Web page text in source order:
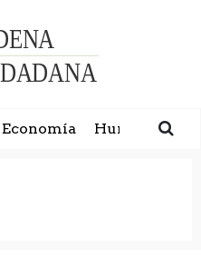
Economía Humanidad